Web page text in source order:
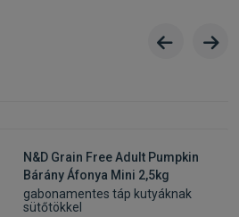
Exclusion Hypoallergenic Pork &
Állatorvosi:Igen
N&D Grain Free Adult Pumpkin
Bárány Áfonya Mini 2,5kg
gabonamentes táp kutyáknak
sütőtökkel